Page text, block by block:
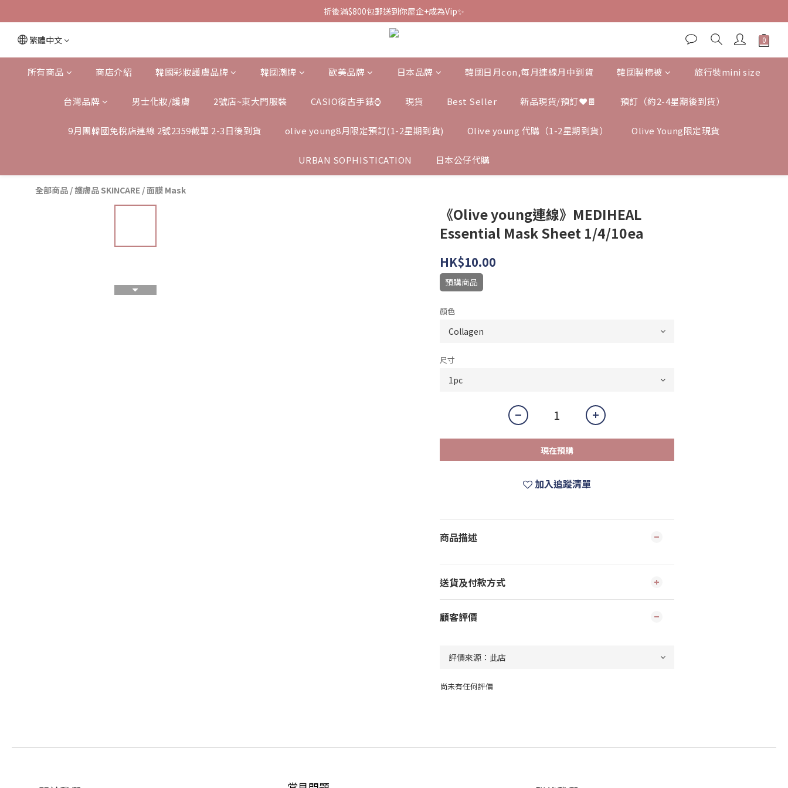
折後滿$800包郵送到你屋企+成為Vip✨
繁體中文
所有商品 商店介紹 韓國彩妝護膚品牌 韓國潮牌 歐美品牌 日本品牌 韓國日月con,每月連線月中到貨 韓國製棉被 旅行裝mini size
台灣品牌 男士化妝/護膚 2號店~東大門服裝 CASIO復古手錶⌚️ 現貨 Best Seller 新品現貨/預訂❤️🍫 預訂（約2-4星期後到貨）
9月團韓國免稅店連線 2號2359截單 2-3日後到貨 olive young8月限定預訂(1-2星期到貨) Olive young 代購（1-2星期到貨） Olive Young限定現貨
URBAN SOPHISTICATION 日本公仔代購
全部商品 /護膚品 SKINCARE /面膜 Mask
《Olive young連線》MEDIHEAL
Essential Mask Sheet 1/4/10ea
HK$10.00
預購商品
顏色
尺寸
現在預購
加入追蹤清單
商品描述
送貨及付款方式
顧客評價
尚未有任何評價